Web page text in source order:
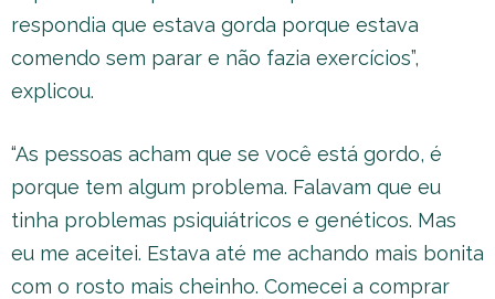
respondia que estava gorda porque estava
comendo sem parar e não fazia exercícios”,
explicou.
“As pessoas acham que se você está gordo, é
porque tem algum problema. Falavam que eu
tinha problemas psiquiátricos e genéticos. Mas
eu me aceitei. Estava até me achando mais bonita
com o rosto mais cheinho. Comecei a comprar